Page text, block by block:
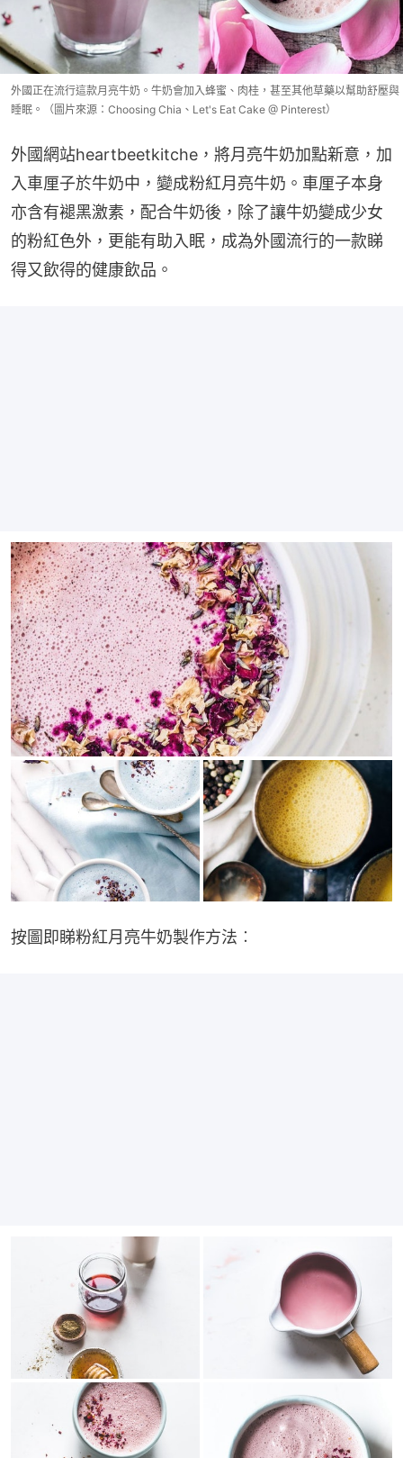
外國正在流行這款月亮牛奶。牛奶會加入蜂蜜、肉桂，甚至其他草藥以幫助舒壓與
睡眠。（圖片來源：Choosing Chia、Let's Eat Cake @ Pinterest）
外國網站heartbeetkitche，將月亮牛奶加點新意，加
入車厘子於牛奶中，變成粉紅月亮牛奶。車厘子本身
亦含有褪黑激素，配合牛奶後，除了讓牛奶變成少女
的粉紅色外，更能有助入眠，成為外國流行的一款睇
得又飲得的健康飲品。
按圖即睇粉紅月亮牛奶製作方法︰